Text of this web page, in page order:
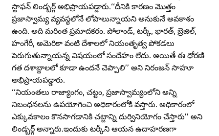
స్టాఫన్‌ లిండ్బర్గ్‌ అభిప్రాయపడ్డారు.‘‘దీనికి కారణం మొత్తం
ప్రజాస్వామ్య వ్యవస్థలోనే లోపాలున్నాయని అనుకునే అవకాశం
ఉంది. అది మరింత ప్రమాదకరం. పోలాండ్‌, టర్కీ, భారత్‌, బ్రెజిల్‌,
హంగేరీ, అమెరికా వంటి దేశాలలో నియంతృత్వ పోకడలు
పెరుగుతున్నాయన్న విషయంలో సందేహం లేదు. అయితే ఈ ధోరణి
గత దశాబ్దాలలో కూడా ఉందనే చెప్పాలి’’ అని నిరంజన్‌ సాహూ
అభిప్రాయపడ్డారు.
‘‘నియంతలు రాజ్యాంగం, చట్టం, ప్రజాస్వామ్యంలోని అన్ని
నిబంధనలను ఉపయోగించి అధికారంలోకి వస్తారు. అధికారంలో
ఎక్కువకాలం కొనసాగడానికి చట్టాన్ని దుర్వినియోగం చేస్తారు’’ అని
లిండ్బర్గ్‌ అన్నారు.ఇందుకు టర్కీని ఆయన ఉదాహరణగా